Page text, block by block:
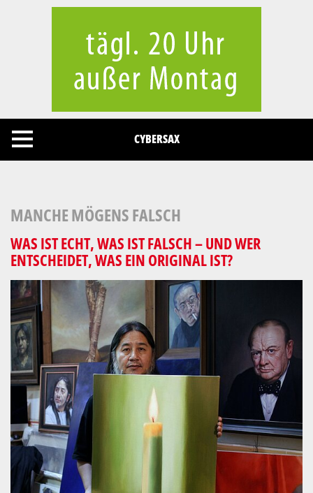
CYBERSAX
MANCHE MÖGENS FALSCH
WAS IST ECHT, WAS IST FALSCH – UND WER
ENTSCHEIDET, WAS EIN ORIGINAL IST?
Cookies management panel